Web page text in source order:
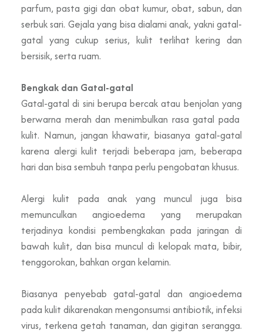
parfum, pasta gigi dan obat kumur, obat, sabun, dan
serbuk sari. Gejala yang bisa dialami anak, yakni gatal-
gatal yang cukup serius, kulit terlihat kering dan
bersisik, serta ruam.
Bengkak dan Gatal-gatal
Gatal-gatal di sini berupa bercak atau benjolan yang
berwarna merah dan menimbulkan rasa gatal pada
kulit. Namun, jangan khawatir, biasanya gatal-gatal
karena alergi kulit terjadi beberapa jam, beberapa
hari dan bisa sembuh tanpa perlu pengobatan khusus.
Alergi kulit pada anak yang muncul juga bisa
memunculkan angioedema yang merupakan
terjadinya kondisi pembengkakan pada jaringan di
bawah kulit, dan bisa muncul di kelopak mata, bibir,
tenggorokan, bahkan organ kelamin.
Biasanya penyebab gatal-gatal dan angioedema
pada kulit dikarenakan mengonsumsi antibiotik, infeksi
virus, terkena getah tanaman, dan gigitan serangga.